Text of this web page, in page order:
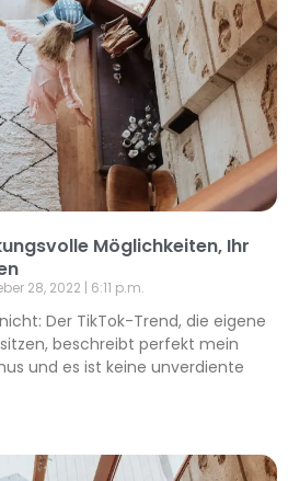
Möglichkeiten, Ihr
28, 2022 6:11 p.m.
Der TikTok-Trend, die eigene
beschreibt perfekt mein
und es ist keine unverdiente